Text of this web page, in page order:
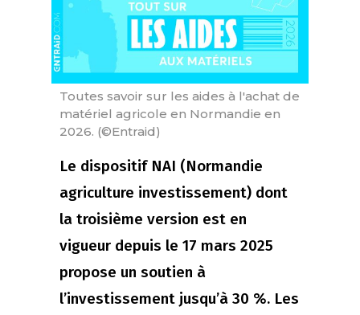
Toutes savoir sur les aides à l'achat de
matériel agricole en Normandie en
2026. (©Entraid)
Le dispositif NAI (Normandie
agriculture investissement) dont
la troisième version est en
vigueur depuis le 17 mars 2025
propose un soutien à
l’investissement jusqu’à 30 %. Les